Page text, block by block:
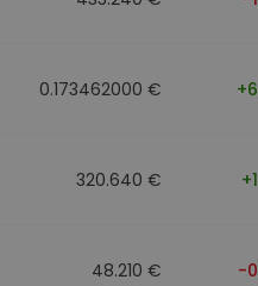
0.173462000 €
320.640 €
48.210 € -